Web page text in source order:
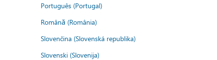
Português (Portugal)
Română (România)
Slovenčina (Slovenská republika)
Slovenski (Slovenija)